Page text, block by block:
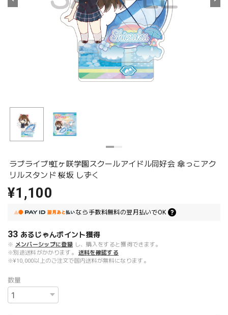
ラブライブ!虹ヶ咲学園スクールアイドル同好会 傘っこアク
リルスタンド 桜坂 しずく
¥1,100
なら 手数料無料の翌月払いでOK
33 あるじゃんポイント獲得
※ メンバーシップに登録 し、購入をすると獲得できます。
※別途送料がかかります。
送料を確認する
※¥10,000以上のご注文で国内送料が無料になります。
数量